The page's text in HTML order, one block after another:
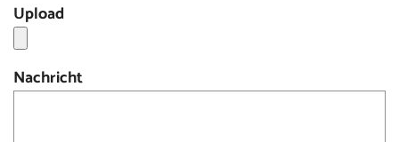
Upload
Nachricht